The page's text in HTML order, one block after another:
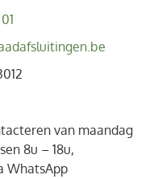
van maandag
8u – 18u,
WhatsApp